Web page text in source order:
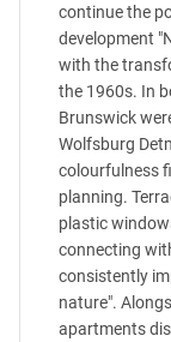
continue the
development
with the
the 1960s. In
Brunswick
Wolfsburg
colourfulness
planning.
plastic
connecting
consistently
nature".
apartments